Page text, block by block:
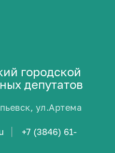
городской
депутатов
ул.Артема
+7 (3846) 61-